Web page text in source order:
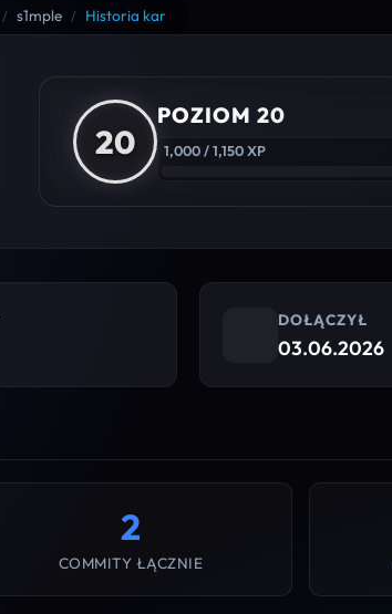
/ s1mple / Historia kar
20
POZIOM 20
1,000 / 1,150 XP
DOŁĄCZYŁ
03.06.2026
2
COMMITY ŁĄCZNIE